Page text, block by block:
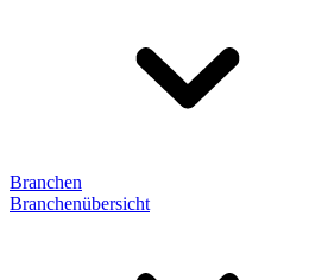
Branchen
Branchenübersicht